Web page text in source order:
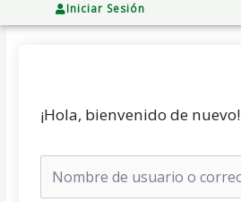
Iniciar Sesión
¡Hola, bienvenido de nuevo!